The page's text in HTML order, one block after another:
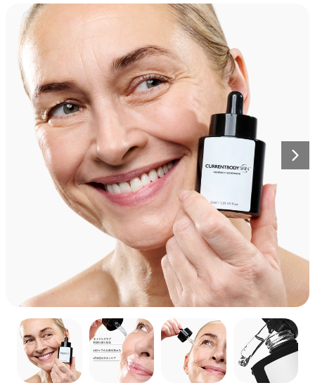
RF ラジオ波 美顔器
CurrentBody Skin LED レッドライ
トセラピーフェイスマスク: シリー
ズ2
星
5
つ
中
4.6
と
評
価
208 レビュー
ッ
ク
し
て
レ
ビ
ュ
ー
ま
ス
ク
ロ
ー
¥77,000
CurrentBody Skin LED 頭
皮・頭髪ケアデバイス
星
5
つ
中
4.5
評
価
24レビューク
リ
ッ
ク
し
ビ
ュ
¥125,000から
CurrentBody Skin RF
ラジオ波 美顔器
星
5
つ
中
4レビューク
リ
ッ
¥58,000から
光美容パネル
Currentbody ウェルネス
セット商品
グリーンティーセラム
全ての商品を見る
加圧
PEMF・パルス電磁波
スキンケア
全て見る
くすみ・色ムラ・シミ悩み
ヘアケア
発毛・薄毛治療
ボディケア
全身ケア
エイジングケア 色素沈着
臨床試験の結果
私たちが追求するのは確か
な結果です。私たちのデバ
イスは、目に見える美しさ
を素早く引き出すために設
計されています。
詳しく見る
ヴェリタス🄬
独立した臨床試験で確認さ
れたデバイスの結果をご覧
ください。
詳しく見る
メディカルボード
詳しく見る
4.0
し
て
レ
ビ
ュ
ー
ま
で
ス
ク
ー
ル